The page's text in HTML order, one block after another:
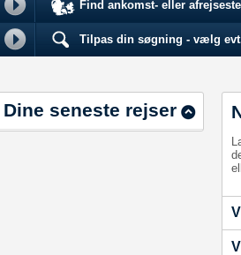
Find ankomst- eller
Tilpas din søgning - vælg
Dine seneste rejser